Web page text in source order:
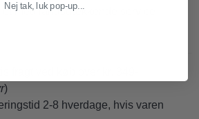
med landsdækkende service
)
2-8 hverdage, hvis varen
Nej tak, luk pop-up...